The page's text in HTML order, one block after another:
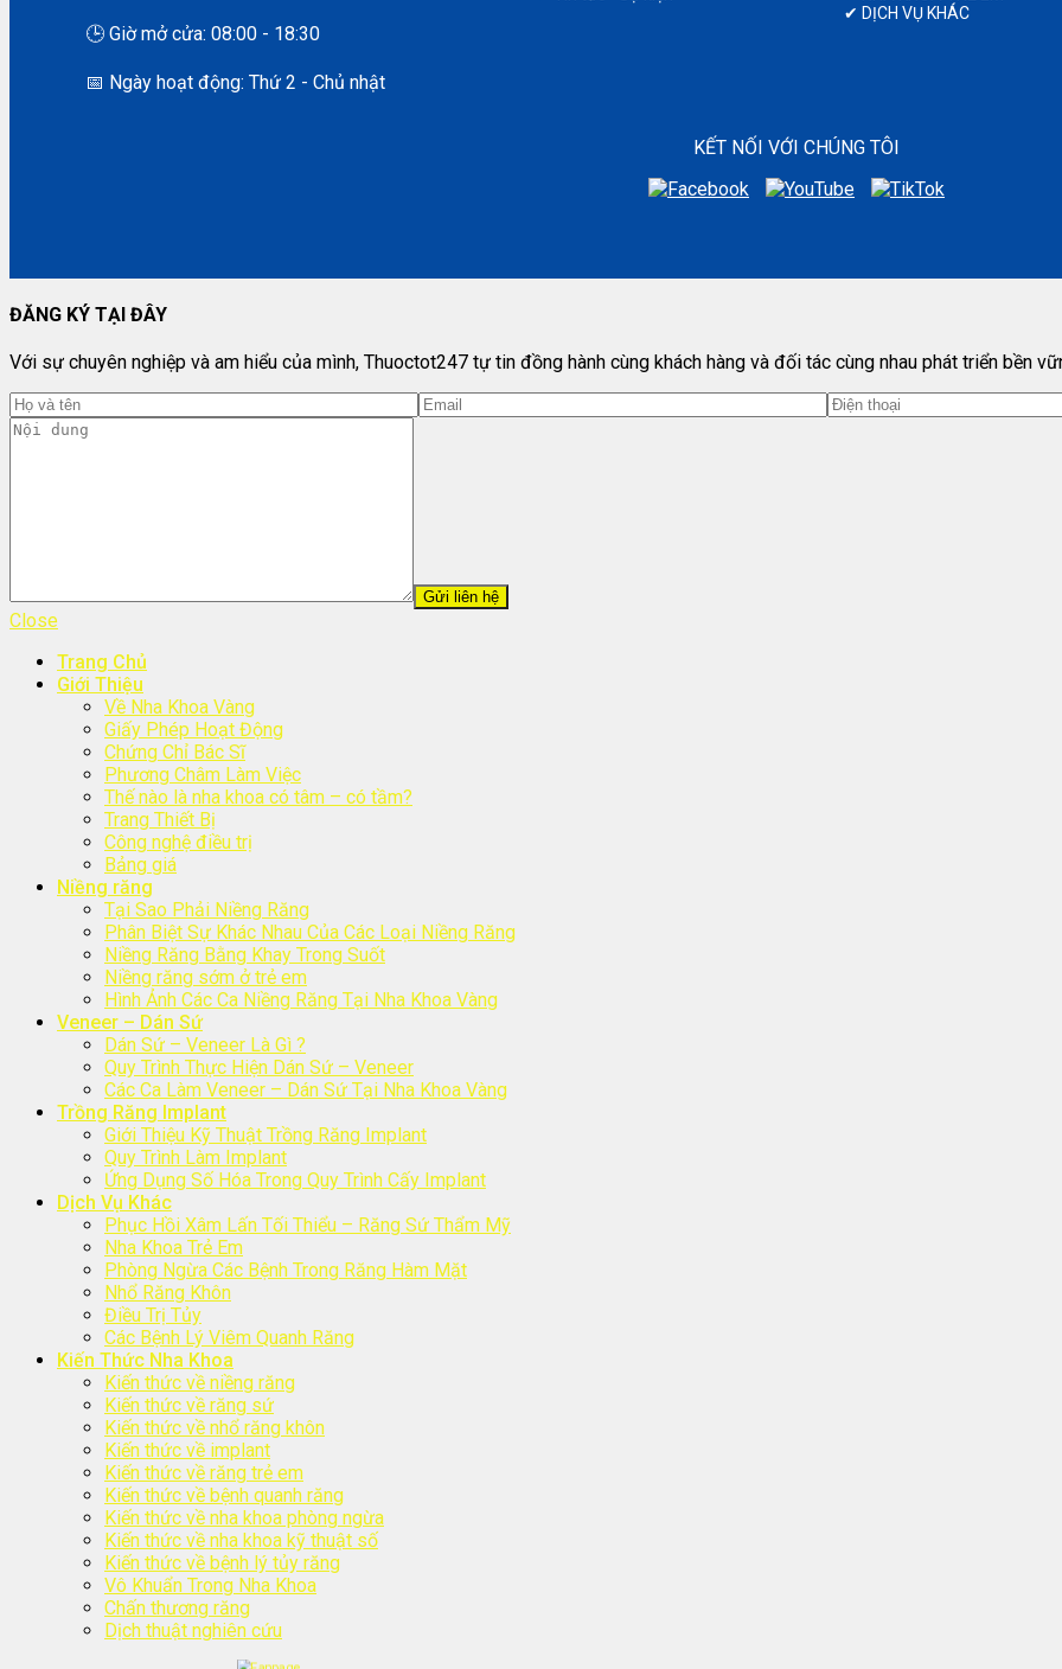
🕒 Giờ mở cửa: 08:00 - 18:30
📅 Ngày hoạt động: Thứ 2 - Chủ nhật
✔ DỊCH VỤ KHÁC
KẾT NỐI VỚI CHÚNG TÔI
ĐĂNG KÝ TẠI ĐÂY
Với sự chuyên nghiệp và am hiểu của mình, Thuoctot247 tự tin đồng hành cùng khách hàng và đối tác cùng nhau phát triển bền
Close
Trang Chủ
Giới Thiệu
Về Nha Khoa Vàng
Giấy Phép Hoạt Động
Chứng Chỉ Bác Sĩ
Phương Châm Làm Việc
Thế nào là nha khoa có tâm – có tầm?
Trang Thiết Bị
Công nghệ điều trị
Bảng giá
Niềng răng
Tại Sao Phải Niềng Răng
Phân Biệt Sự Khác Nhau Của Các Loại Niềng Răng
Niềng Răng Bằng Khay Trong Suốt
Niềng răng sớm ở trẻ em
Hình Ảnh Các Ca Niềng Răng Tại Nha Khoa Vàng
Veneer – Dán Sứ
Dán Sứ – Veneer Là Gì ?
Quy Trình Thực Hiện Dán Sứ – Veneer
Các Ca Làm Veneer – Dán Sứ Tại Nha Khoa Vàng
Trồng Răng Implant
Giới Thiệu Kỹ Thuật Trồng Răng Implant
Quy Trình Làm Implant
Ứng Dụng Số Hóa Trong Quy Trình Cấy Implant
Dịch Vụ Khác
Phục Hồi Xâm Lấn Tối Thiểu – Răng Sứ Thẩm Mỹ
Nha Khoa Trẻ Em
Phòng Ngừa Các Bệnh Trong Răng Hàm Mặt
Nhổ Răng Khôn
Điều Trị Tủy
Các Bệnh Lý Viêm Quanh Răng
Kiến Thức Nha Khoa
Kiến thức về niềng răng
Kiến thức về răng sứ
Kiến thức về nhổ răng khôn
Kiến thức về implant
Kiến thức về răng trẻ em
Kiến thức về bệnh quanh răng
Kiến thức về nha khoa phòng ngừa
Kiến thức về nha khoa kỹ thuật số
Kiến thức về bệnh lý tủy răng
Vô Khuẩn Trong Nha Khoa
Chấn thương răng
Dịch thuật nghiên cứu